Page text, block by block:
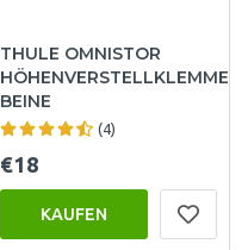
THULE OMNISTOR
HÖHENVERSTELLKLEMMEN
BEINE
(4)
€18
KAUFEN